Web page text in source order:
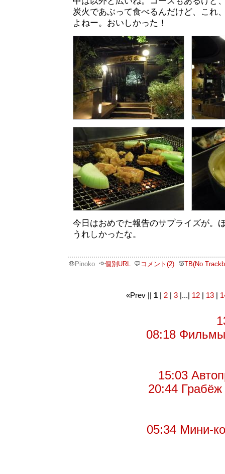
炭火であぶって食べるんだけど、これ
よねー。おいしかった！
今日はおめでた報告のサプライズが。
うれしかったな。
Pinoko 個別URL コメント(2) TB(No
«Prev || 1 2 3 |...| 12 13
08:18 Фильмы
15:03
20:44
05:34 Мини-